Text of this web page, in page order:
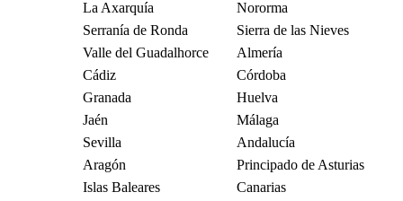
La Axarquía
Nororma
Serranía de Ronda
Sierra de las Nieves
Valle del Guadalhorce
Almería
Cádiz
Córdoba
Granada
Huelva
Jaén
Málaga
Sevilla
Andalucía
Aragón
Principado de Asturias
Islas Baleares
Canarias